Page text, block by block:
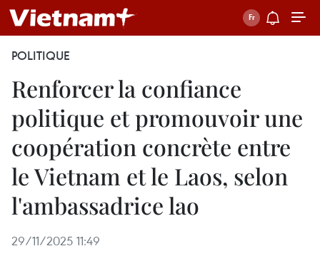
POLITIQUE
Renforcer la confiance
politique et promouvoir une
coopération concrète entre
le Vietnam et le Laos, selon
l'ambassadrice lao
29/11/2025 11:49